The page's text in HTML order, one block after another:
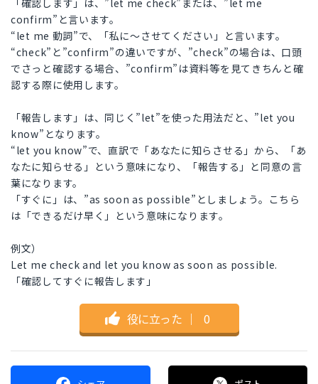
「確認します」は、”let me check”または、”let me
confirm”と言います。
“let me 動詞”で、「私に〜させてください」と言います。
“check”と”confirm”の違いですが、”check”の場合は、口頭
でさっと確認する場合、”confirm”は資料等を見てきちんと確
認する際に使用します。
「報告します」は、同じく”let”を使った用法だと、”let you
know”となります。
“let you know”で、直訳で「あなたに知らさせる」から、「あ
なたに知らせる」という意味になり、「報告する」と同意の言
葉になります。
「すぐに」は、”as soon as possible”としましょう。こちら
は「できるだけ早く」という意味になります。
例文）
Let me check and let you know as soon as possible.
「確認してすぐに報告します」
役に立った ｜ 0